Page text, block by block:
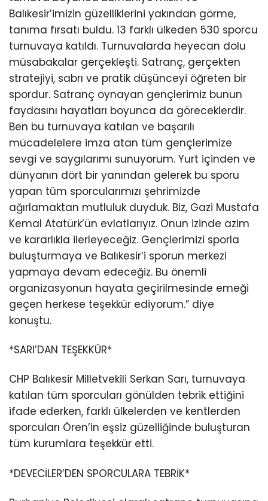
Balıkesir’imizin güzelliklerini yakından görme,
tanıma fırsatı buldu. 13 farklı ülkeden 530 sporcu
turnuvaya katıldı. Turnuvalarda heyecan dolu
müsabakalar gerçekleşti. Satranç, gerçekten
stratejiyi, sabrı ve pratik düşünceyi öğreten bir
spordur. Satranç oynayan gençlerimiz bunun
faydasını hayatları boyunca da göreceklerdir.
Ben bu turnuvaya katılan ve başarılı
mücadelelere imza atan tüm gençlerimize
sevgi ve saygılarımı sunuyorum. Yurt içinden ve
dünyanın dört bir yanından gelerek bu sporu
yapan tüm sporcularımızı şehrimizde
ağırlamaktan mutluluk duyduk. Biz, Gazi Mustafa
Kemal Atatürk’ün evlatlarıyız. Onun izinde azim
ve kararlıkla ilerleyeceğiz. Gençlerimizi sporla
buluşturmaya ve Balıkesir’i sporun merkezi
yapmaya devam edeceğiz. Bu önemli
organizasyonun hayata geçirilmesinde emeği
geçen herkese teşekkür ediyorum.” diye
konuştu.
*SARI’DAN TEŞEKKÜR*
CHP Balıkesir Milletvekili Serkan Sarı, turnuvaya
katılan tüm sporcuları gönülden tebrik ettiğini
ifade ederken, farklı ülkelerden ve kentlerden
sporcuları Ören’in eşsiz güzelliğinde buluşturan
tüm kurumlara teşekkür etti.
*DEVECİLER’DEN SPORCULARA TEBRİK*